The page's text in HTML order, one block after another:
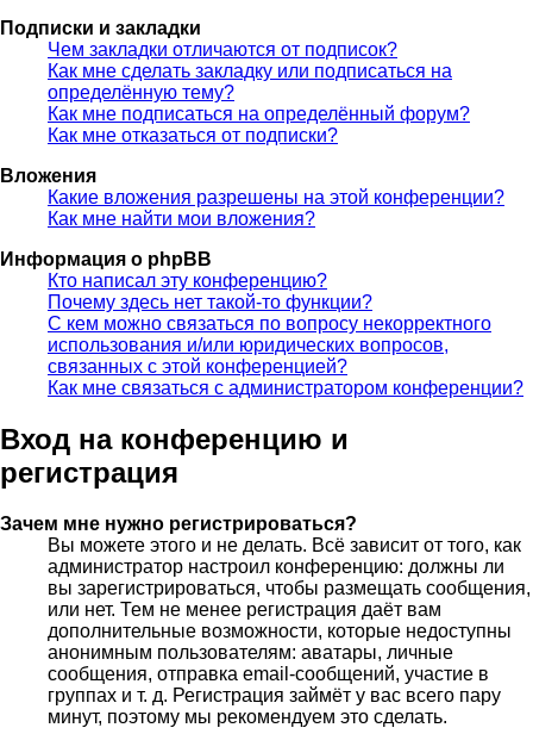
Подписки и закладки
Чем закладки отличаются от подписок?
Как мне сделать закладку или подписаться на
определённую тему?
Как мне подписаться на определённый форум?
Как мне отказаться от подписки?
Вложения
Какие вложения разрешены на этой конференции?
Как мне найти мои вложения?
Информация о phpBB
Кто написал эту конференцию?
Почему здесь нет такой-то функции?
С кем можно связаться по вопросу некорректного
использования и/или юридических вопросов,
связанных с этой конференцией?
Как мне связаться с администратором конференции?
Вход на конференцию и
регистрация
Зачем мне нужно регистрироваться?
Вы можете этого и не делать. Всё зависит от того, как
администратор настроил конференцию: должны ли
вы зарегистрироваться, чтобы размещать сообщения,
или нет. Тем не менее регистрация даёт вам
дополнительные возможности, которые недоступны
анонимным пользователям: аватары, личные
сообщения, отправка email-сообщений, участие в
группах и т. д. Регистрация займёт у вас всего пару
минут, поэтому мы рекомендуем это сделать.